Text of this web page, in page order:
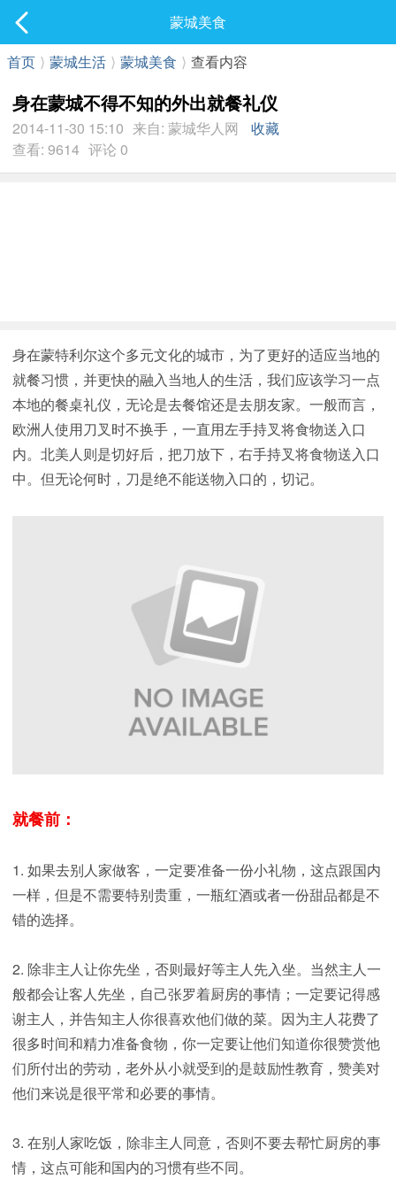
最新发表
蒙城美食
首页 ⟩ 蒙城生活 ⟩ 蒙城美食 ⟩ 查看内容
身在蒙城不得不知的外出就餐礼仪
2014-11-30 15:10 来自: 蒙城华人网
收藏
查看: 9614 评论 0
身在蒙特利尔这个多元文化的城市，为了更好的适应当地的
就餐习惯，并更快的融入当地人的生活，我们应该学习一点
本地的餐桌礼仪，无论是去餐馆还是去朋友家。一般而言，
欧洲人使用刀叉时不换手，一直用左手持叉将食物送入口
内。北美人则是切好后，把刀放下，右手持叉将食物送入口
中。但无论何时，刀是绝不能送物入口的，切记。
就餐前：
1. 如果去别人家做客，一定要准备一份小礼物，这点跟国内
一样，但是不需要特别贵重，一瓶红酒或者一份甜品都是不
错的选择。
2. 除非主人让你先坐，否则最好等主人先入坐。当然主人一
般都会让客人先坐，自己张罗着厨房的事情；一定要记得感
谢主人，并告知主人你很喜欢他们做的菜。因为主人花费了
很多时间和精力准备食物，你一定要让他们知道你很赞赏他
们所付出的劳动，老外从小就受到的是鼓励性教育，赞美对
他们来说是很平常和必要的事情。
3. 在别人家吃饭，除非主人同意，否则不要去帮忙厨房的事
情，这点可能和国内的习惯有些不同。